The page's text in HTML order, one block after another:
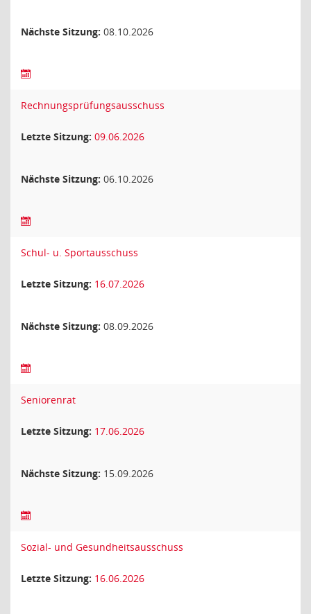
Nächste Sitzung: 08.10.2026
Rechnungsprüfungsausschuss
Letzte Sitzung: 09.06.2026
Nächste Sitzung: 06.10.2026
Schul- u. Sportausschuss
Letzte Sitzung: 16.07.2026
Nächste Sitzung: 08.09.2026
Seniorenrat
Letzte Sitzung: 17.06.2026
Nächste Sitzung: 15.09.2026
Sozial- und Gesundheitsausschuss
Letzte Sitzung: 16.06.2026